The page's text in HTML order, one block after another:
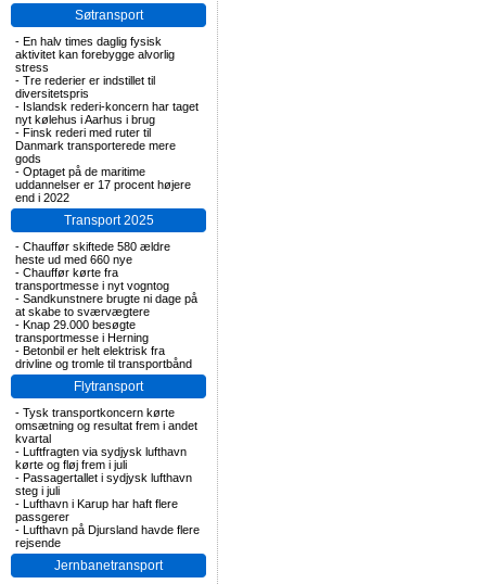
Søtransport
- En halv times daglig fysisk
aktivitet kan forebygge alvorlig
stress
- Tre rederier er indstillet til
diversitetspris
- Islandsk rederi-koncern har taget
nyt kølehus i Aarhus i brug
- Finsk rederi med ruter til
Danmark transporterede mere
gods
- Optaget på de maritime
uddannelser er 17 procent højere
end i 2022
Transport 2025
- Chauffør skiftede 580 ældre
heste ud med 660 nye
- Chauffør kørte fra
transportmesse i nyt vogntog
- Sandkunstnere brugte ni dage på
at skabe to sværvægtere
- Knap 29.000 besøgte
transportmesse i Herning
- Betonbil er helt elektrisk fra
drivline og tromle til transportbånd
Flytransport
- Tysk transportkoncern kørte
omsætning og resultat frem i andet
kvartal
- Luftfragten via sydjysk lufthavn
kørte og fløj frem i juli
- Passagertallet i sydjysk lufthavn
steg i juli
- Lufthavn i Karup har haft flere
passgerer
- Lufthavn på Djursland havde flere
rejsende
Jernbanetransport